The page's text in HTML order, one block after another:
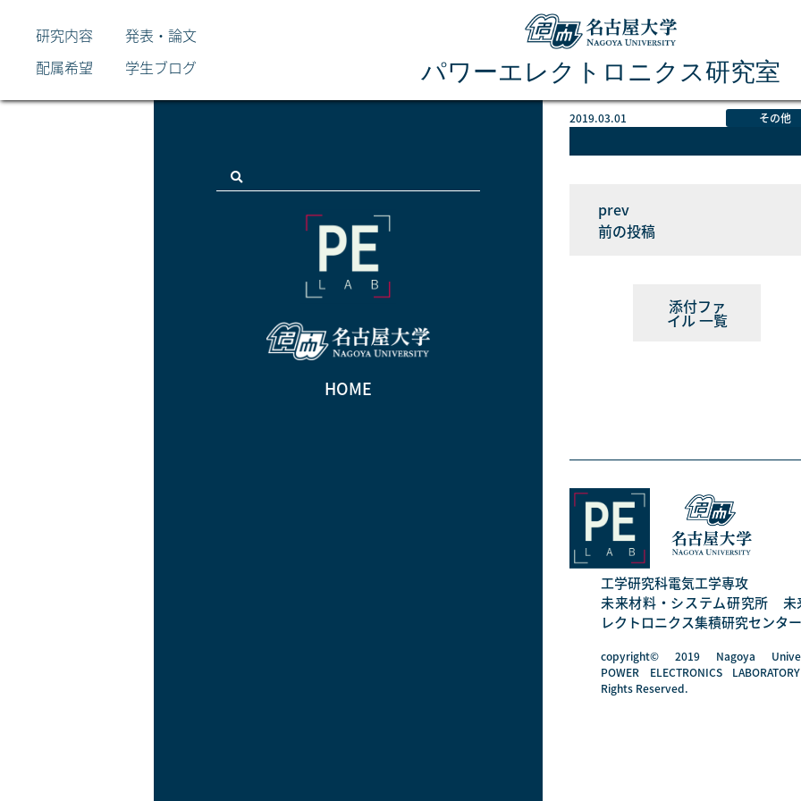
研究内容
発表・論文
配属希望
学生ブログ パワーエレクトロニクス研究室
2019.03.01 その他
前の投稿
添付ファ
イル 一覧
工学研究科電気工学専攻
未来材料・システム研究所 未
レクトロニクス集積研究センター
copyright© 2019 Nagoya
POWER ELECTRONICS
Rights Reserved.
HOME